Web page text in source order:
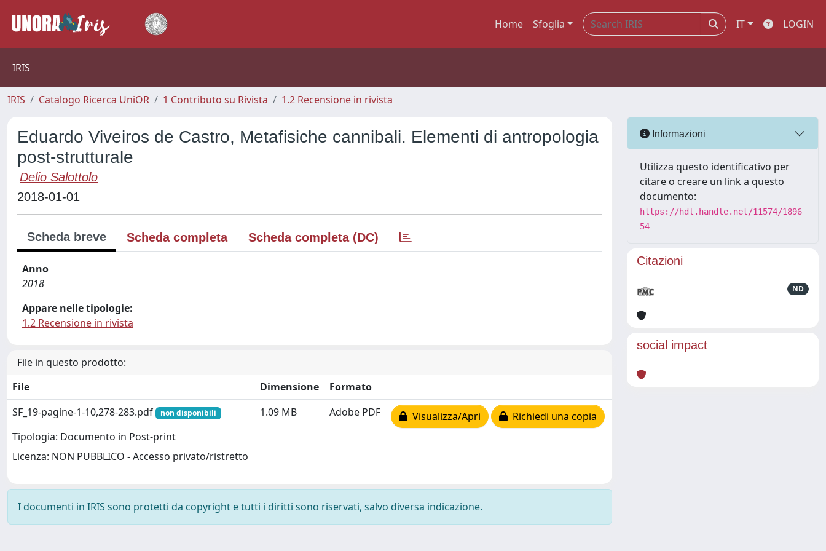
Home Sfoglia IT LOGIN
IRIS
IRIS Catalogo Ricerca UniOR 1 Contributo su Rivista 1.2 Recensione in rivista
Eduardo Viveiros de Castro, Metafisiche cannibali. Elementi di antropologia
post-strutturale
Delio Salottolo
2018-01-01
Scheda breve Scheda completa Scheda completa (DC)
Anno
2018
Appare nelle tipologie:
1.2 Recensione in rivista
File in questo prodotto:
File
Dimensione
Formato
SF_19-pagine-1-10,278-283.pdf
non disponibili
Tipologia: Documento in Post-print
Licenza: NON PUBBLICO - Accesso privato/ristretto
1.09 MB Adobe PDF Visualizza/Apri Richiedi una copia
I documenti in IRIS sono protetti da copyright e tutti i diritti sono riservati, salvo diversa indicazione.
Informazioni
Utilizza questo identificativo per
citare o creare un link a questo
documento:
https://hdl.handle.net/11574/1896
54
Citazioni
ND
social impact